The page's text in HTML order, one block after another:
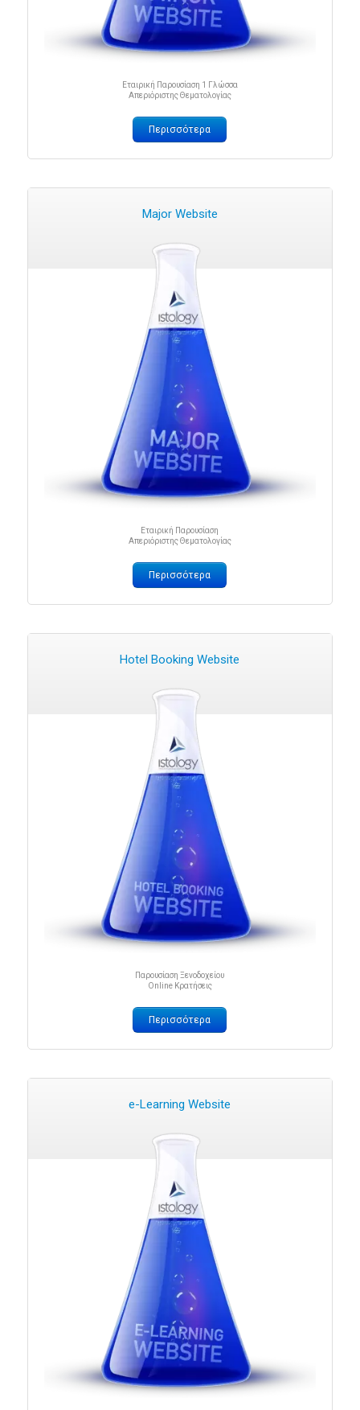
Εταιρική Παρουσίαση 1 Γλώσσα
Απεριόριστης Θεματολογίας
Περισσότερα
Major Website
Εταιρική Παρουσίαση
Απεριόριστης Θεματολογίας
Περισσότερα
Hotel Booking Website
Παρουσίαση Ξενοδοχείου
Online Κρατήσεις
Περισσότερα
e-Learning Website